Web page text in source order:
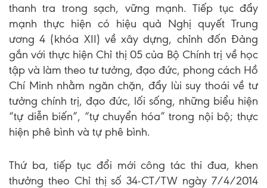
thanh tra trong sạch, vững mạnh. Tiếp tục đẩy
mạnh thực hiện có hiệu quả Nghị quyết Trung
ương 4 (khóa XII) về xây dựng, chỉnh đốn Đảng
gắn với thực hiện Chỉ thị 05 của Bộ Chính trị về học
tập và làm theo tư tưởng, đạo đức, phong cách Hồ
Chí Minh nhằm ngăn chặn, đẩy lùi suy thoái về tư
tưởng chính trị, đạo đức, lối sống, những biểu hiện
“tự diễn biến”, “tự chuyển hóa” trong nội bộ; thực
hiện phê bình và tự phê bình.
Thứ ba, tiếp tục đổi mới công tác thi đua, khen
thưởng theo Chỉ thị số 34-CT/TW ngày 7/4/2014